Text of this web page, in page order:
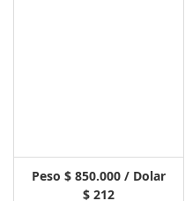
Peso $ 850.000 / Dolar
$ 212